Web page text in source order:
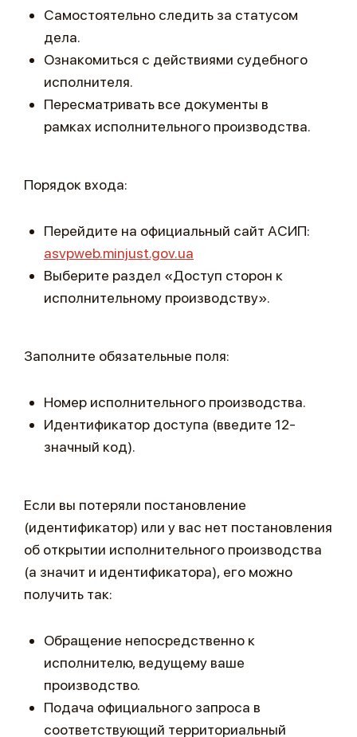
Самостоятельно следить за статусом
дела.
Ознакомиться с действиями судебного
исполнителя.
Пересматривать все документы в
рамках исполнительного производства.
Порядок входа:
Перейдите на официальный сайт АСИП:
asvpweb.minjust.gov.ua
Выберите раздел «Доступ сторон к
исполнительному производству».
Заполните обязательные поля:
Номер исполнительного производства.
Идентификатор доступа (введите 12-
значный код).
Если вы потеряли постановление
(идентификатор) или у вас нет постановления
об открытии исполнительного производства
(а значит и идентификатора), его можно
получить так:
Обращение непосредственно к
исполнителю, ведущему ваше
производство.
Подача официального запроса в
соответствующий территориальный